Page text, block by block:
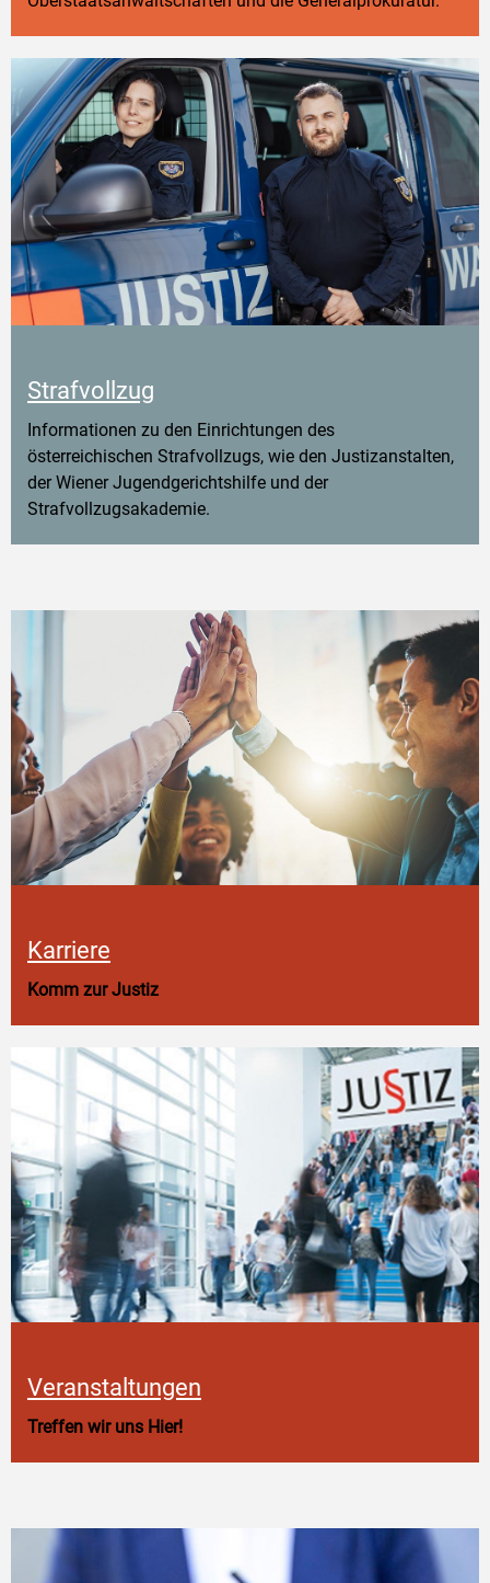
Strafvollzug
Informationen zu den Einrichtungen des
österreichischen Strafvollzugs, wie den Justizanstalten,
der Wiener Jugendgerichtshilfe und der
Strafvollzugsakademie.
Karriere
Komm zur Justiz
Veranstaltungen
Treffen wir uns Hier!